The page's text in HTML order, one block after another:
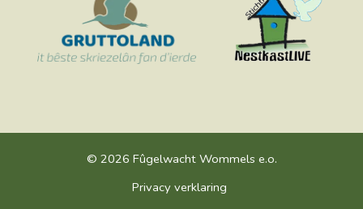
© 2026 Fûgelwacht Wommels e.o.
Privacy verklaring